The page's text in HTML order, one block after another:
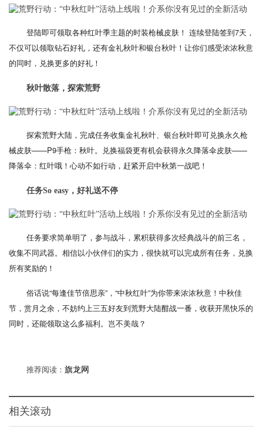
登陆即可领取各种红叶季主题的时装枪械皮肤！ 连续登陆签到7天，
不仅可以领取钻石好礼，还有金礼秋叶和银台秋叶！让你们感受浓浓秋意
的同时，兑换更多的好礼！
秋叶散落，探索荒野
探索荒野大陆，完成任务收集金礼秋叶、银台秋叶即可兑换永久枪
械皮肤——P9手枪：秋叶。兑换福袋更有机会获得永久降落伞皮肤——
降落伞：红叶哦！心动不如行动，赶紧开启中秋第一战吧！
任务So easy，好礼送不停
任务要求简单明了，参与战斗，累积获得多次经典战斗的前三名，
收集不同武器。相信以小伙伴们的实力，很快就可以完成所有任务，兑换
所有奖励的！
俗话说“每逢佳节倍思亲”，“中秋红叶”为你带来浓浓秋意！中秋佳
节，赏月之余，不妨约上三五好友到荒野大陆酣战一番，收获开黑快乐的
同时，还能领取这么多福利。岂不美哉？
推荐阅读： 旗龙网
相关滚动